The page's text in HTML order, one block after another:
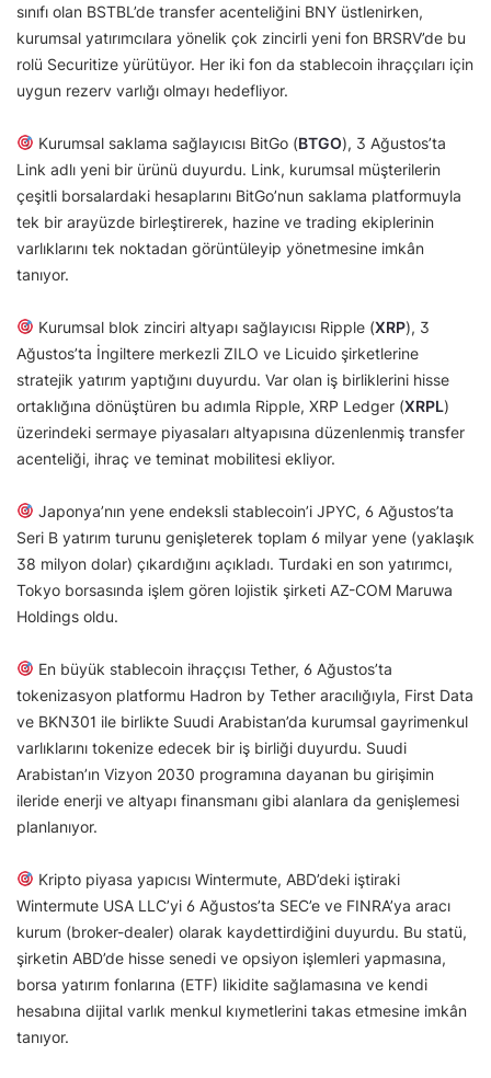
sınıfı olan BSTBL’de transfer acenteliğini BNY üstlenirken,
kurumsal yatırımcılara yönelik çok zincirli yeni fon BRSRV’de bu
rolü Securitize yürütüyor. Her iki fon da stablecoin ihraççıları için
uygun rezerv varlığı olmayı hedefliyor.
Kurumsal saklama sağlayıcısı BitGo (BTGO), 3 Ağustos’ta
Link adlı yeni bir ürünü duyurdu. Link, kurumsal müşterilerin
çeşitli borsalardaki hesaplarını BitGo’nun saklama platformuyla
tek bir arayüzde birleştirerek, hazine ve trading ekiplerinin
varlıklarını tek noktadan görüntüleyip yönetmesine imkân
tanıyor.
Kurumsal blok zinciri altyapı sağlayıcısı Ripple (XRP), 3
Ağustos’ta İngiltere merkezli ZILO ve Licuido şirketlerine
stratejik yatırım yaptığını duyurdu. Var olan iş birliklerini hisse
ortaklığına dönüştüren bu adımla Ripple, XRP Ledger (XRPL)
üzerindeki sermaye piyasaları altyapısına düzenlenmiş transfer
acenteliği, ihraç ve teminat mobilitesi ekliyor.
Japonya’nın yene endeksli stablecoin’i JPYC, 6 Ağustos’ta
Seri B yatırım turunu genişleterek toplam 6 milyar yene (yaklaşık
38 milyon dolar) çıkardığını açıkladı. Turdaki en son yatırımcı,
Tokyo borsasında işlem gören lojistik şirketi AZ-COM Maruwa
Holdings oldu.
En büyük stablecoin ihraççısı Tether, 6 Ağustos’ta
tokenizasyon platformu Hadron by Tether aracılığıyla, First Data
ve BKN301 ile birlikte Suudi Arabistan’da kurumsal gayrimenkul
varlıklarını tokenize edecek bir iş birliği duyurdu. Suudi
Arabistan’ın Vizyon 2030 programına dayanan bu girişimin
ileride enerji ve altyapı finansmanı gibi alanlara da genişlemesi
planlanıyor.
Kripto piyasa yapıcısı Wintermute, ABD’deki iştiraki
Wintermute USA LLC’yi 6 Ağustos’ta SEC’e ve FINRA’ya aracı
kurum (broker-dealer) olarak kaydettirdiğini duyurdu. Bu statü,
şirketin ABD’de hisse senedi ve opsiyon işlemleri yapmasına,
borsa yatırım fonlarına (ETF) likidite sağlamasına ve kendi
hesabına dijital varlık menkul kıymetlerini takas etmesine imkân
tanıyor.